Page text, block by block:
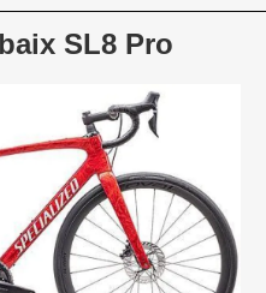
SL8 Pro